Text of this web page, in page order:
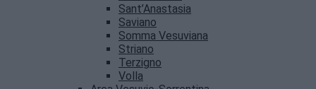
Sant’Anastasia
Saviano
Somma Vesuviana
Striano
Terzigno
Volla